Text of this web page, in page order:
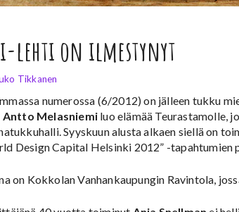
lehti on ilmestynyt
Tikkanen
numerossa (6/2012) on jälleen tukku
Antto Melasniemi luo elämää Teurastamolle,
Syyskuun alusta alkaen siellä on
Design Capital Helsinki 2012” -tapahtumien
on Kokkolan Vanhankaupungin Ravintola,